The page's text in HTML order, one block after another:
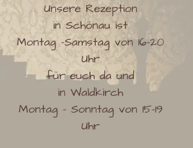
Unsere Rezeption
in Schönau ist
Montag -Samstag von 16-20
Uhr
für euch da und
in Waldkirch
Montag - Sonntag von 15-19
Uhr